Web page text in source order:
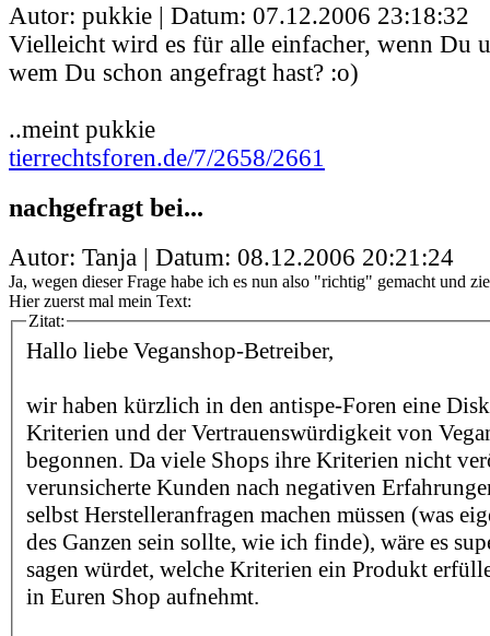
Autor: pukkie | Datum: 07.12.2006 23:18:32
Vielleicht wird es für alle einfacher, wenn Du
wem Du schon angefragt hast? :o)
..meint pukkie
tierrechtsforen.de/7/2658/2661
nachgefragt bei...
Autor: Tanja | Datum: 08.12.2006 20:21:24
Ja, wegen dieser Frage habe ich es nun also "richtig" gemacht und
Hier zuerst mal mein Text:
Zitat:
Hallo liebe Veganshop-Betreiber,
wir haben kürzlich in den antispe-Foren eine
Kriterien und der Vertrauenswürdigkeit von
begonnen. Da viele Shops ihre Kriterien nicht
verunsicherte Kunden nach negativen
selbst Herstelleranfragen machen müssen (was
des Ganzen sein sollte, wie ich finde), wäre es
sagen würdet, welche Kriterien ein Produkt
in Euren Shop aufnehmt.